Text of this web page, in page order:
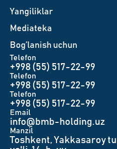
Yangiliklar
Mediateka
Bog’lanish uchun
Telefon
+998 (55) 517-22-99
Telefon
+998 (55) 517-22-99
Telefon
+998 (55) 517-22-99
Email
info@bmb-holding.uz​
Manzil
Toshkent, Yakkasaroy